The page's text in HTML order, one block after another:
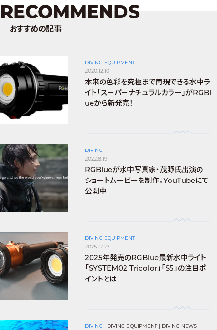
RECOMMENDS
おすすめの記事
DIVING EQUIPMENT
2020.12.10
本来の色彩を究極まで再現できる水中ラ
イト「スーパーナチュラルカラー」がRGBl
ueから新発売！
DIVING
2022.8.19
RGBlueが水中写真家・茂野氏出演の
ショートムービーを制作。YouTubeにて
公開中
DIVING EQUIPMENT
2025.12.27
2025年発売のRGBlue最新水中ライト
「SYSTEM02 Tricolor」「S5」の注目ポ
イントとは
DIVING DIVING EQUIPMENT DIVING NEWS